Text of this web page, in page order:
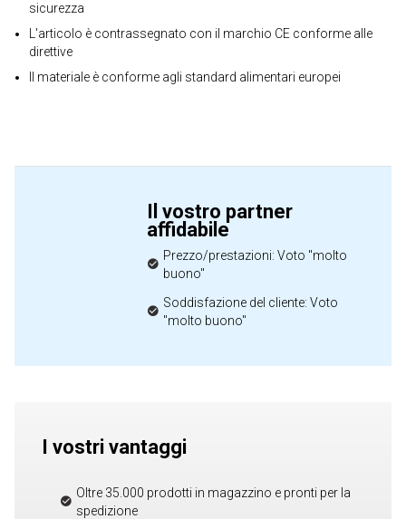
sicurezza
L'articolo è contrassegnato con il marchio CE conforme alle
direttive
Il materiale è conforme agli standard alimentari europei
Il vostro partner
affidabile
Prezzo/prestazioni: Voto "molto
buono"
Soddisfazione del cliente: Voto
"molto buono"
I vostri vantaggi
Oltre 35.000 prodotti in magazzino e pronti per la
spedizione